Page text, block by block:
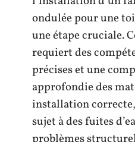
ondulée pour une
une étape cruciale.
requiert des
précises et une
approfondie des
installation
sujet à des fuites